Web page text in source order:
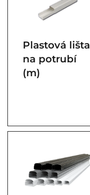
Plastová lišta
na potrubí
(m)